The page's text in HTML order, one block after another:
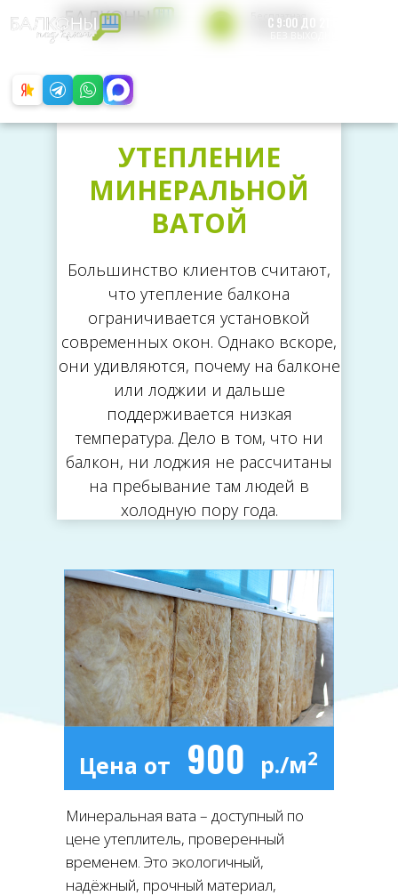
С 9:00 ДО 21:00
Бесплатная
консультация
УТЕПЛЕНИЕ
МИНЕРАЛЬНОЙ
ВАТОЙ
Большинство клиентов считают,
что утепление балкона
ограничивается установкой
современных окон. Однако вскоре,
они удивляются, почему на балконе
или лоджии и дальше
поддерживается низкая
температура. Дело в том, что ни
балкон, ни лоджия не рассчитаны
на пребывание там людей в
холодную пору года.
Минеральная вата – доступный по
цене утеплитель, проверенный
временем. Это экологичный,
надёжный, прочный материал,
Цена от р./м2
900